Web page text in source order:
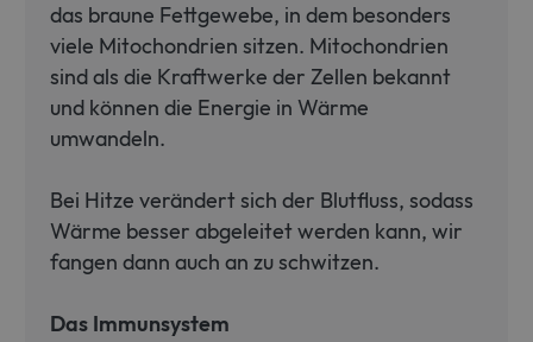
das braune Fettgewebe, in dem besonders
viele Mitochondrien sitzen. Mitochondrien
sind als die Kraftwerke der Zellen bekannt
und können die Energie in Wärme
umwandeln.
Bei Hitze verändert sich der Blutfluss, sodass
Wärme besser abgeleitet werden kann, wir
fangen dann auch an zu schwitzen.
Das Immunsystem